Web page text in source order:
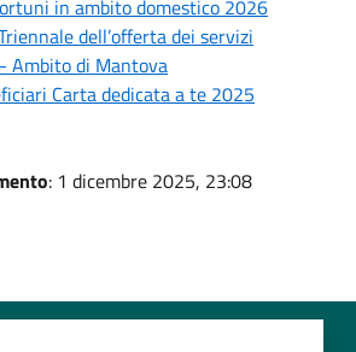
in ambito domestico 2026
dell’offerta dei servizi
Ambito di Mantova
Carta dedicata a te 2025
: 1 dicembre 2025, 23:08